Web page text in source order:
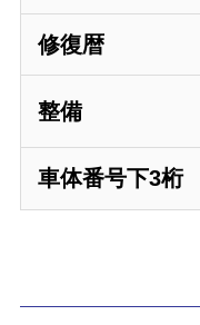
修復暦
整備
車体番号下3桁